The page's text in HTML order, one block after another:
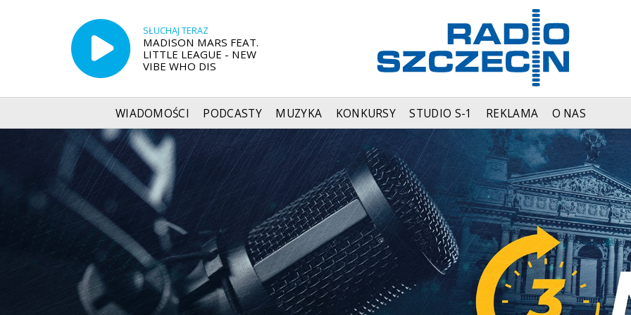
SŁUCHAJ TERAZ
MADISON MARS FEAT.
LITTLE LEAGUE - NEW
VIBE WHO DIS
WIADOMOŚCI PODCASTY MUZYKA KONKURSY STUDIO S-1 REKLAMA O NAS